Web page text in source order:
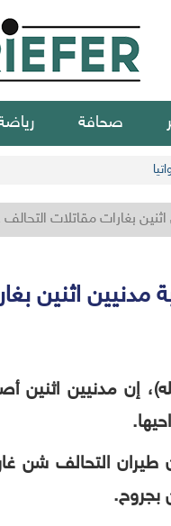
صحافة
بغارات مقاتلات
مدنيين اثنين
إن مدنيين اثنين
طيران التحالف
بجروح.